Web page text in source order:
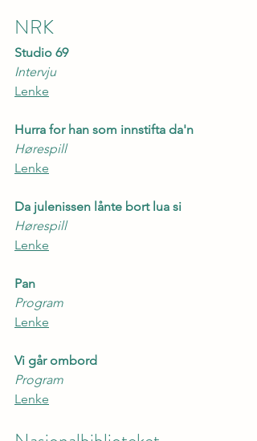
NRK
Studio 69
Intervju
Lenke
Hurra for han som innstifta da'n
Hørespill
Lenke
Da julenissen lånte bort lua si
Hørespill
Lenke
Pan
Program
Lenke
Vi går ombord
Program
Lenke